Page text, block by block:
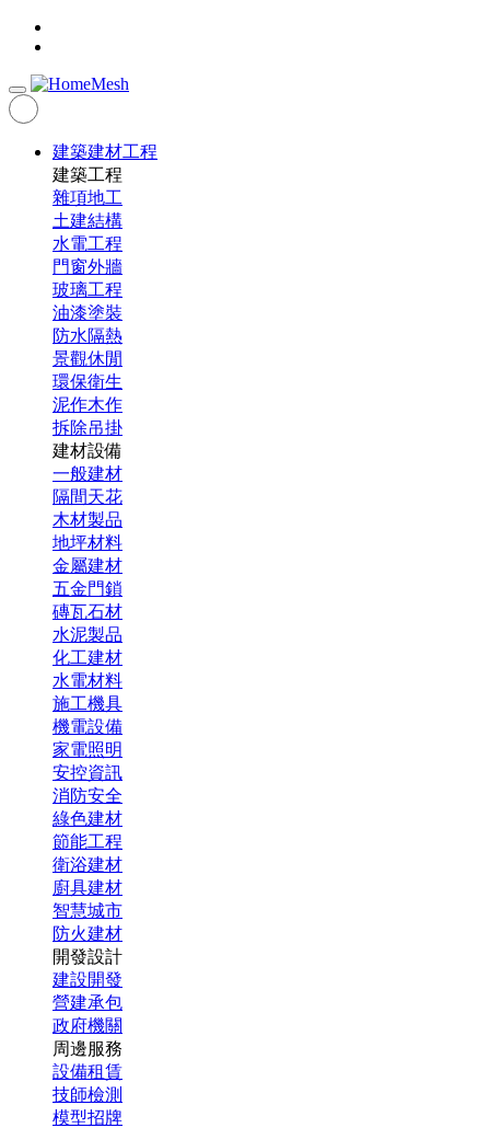
建築建材工程
建築工程
雜項地工
土建結構
水電工程
門窗外牆
玻璃工程
油漆塗裝
防水隔熱
景觀休閒
環保衛生
泥作木作
拆除吊掛
建材設備
一般建材
隔間天花
木材製品
地坪材料
金屬建材
五金門鎖
磚瓦石材
水泥製品
化工建材
水電材料
施工機具
機電設備
家電照明
安控資訊
消防安全
綠色建材
節能工程
衛浴建材
廚具建材
智慧城市
防火建材
開發設計
建設開發
營建承包
政府機關
周邊服務
設備租賃
技師檢測
模型招牌